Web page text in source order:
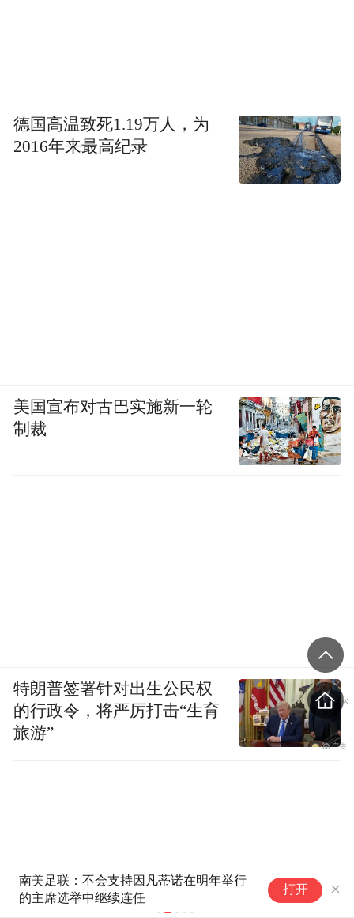
南美足联：不会支持因凡蒂诺在明年举行
的主席选举中继续连任
“
打开
德国高温致死1.19万人，为
2016年来最高纪录
美国宣布对古巴实施新一轮
制裁
特朗普签署针对出生公民权
的行政令，将严厉打击“生育
旅游”